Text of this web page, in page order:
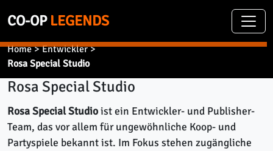
CO-OPLEGENDS
Home>Entwickler>
Rosa Special Studio
Rosa Special Studio
Rosa Special Studioist ein Entwickler- und Publisher-
Team, das vor allem für ungewöhnliche Koop- und
Partyspiele bekannt ist. Im Fokus stehen zugängliche